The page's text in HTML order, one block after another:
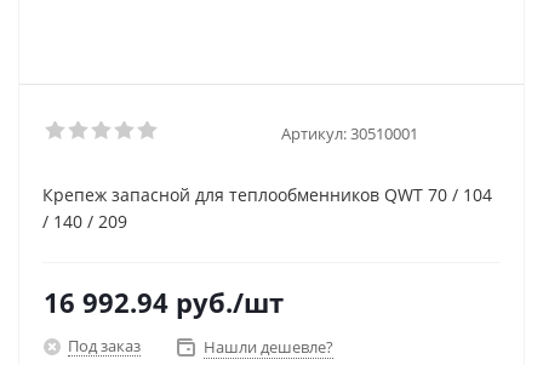
Артикул:30510001
Крепеж запасной для теплообменников QWT 70 / 104
/ 140 / 209
16 992.94 руб./шт
Под заказ Нашли дешевле?